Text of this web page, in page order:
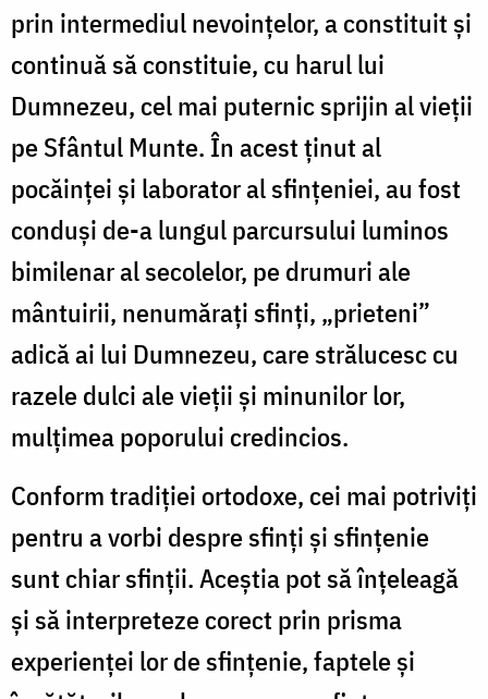
prin intermediul nevoințelor, a constituit și
continuă să constituie, cu harul lui
Dumnezeu, cel mai puternic sprijin al vieții
pe Sfântul Munte. În acest ținut al
pocăinței și laborator al sfințeniei, au fost
conduși de-a lungul parcursului luminos
bimilenar al secolelor, pe drumuri ale
mântuirii, nenumărați sfinți, „prieteni”
adică ai lui Dumnezeu, care strălucesc cu
razele dulci ale vieții și minunilor lor,
mulțimea poporului credincios.
Conform tradiției ortodoxe, cei mai potriviți
pentru a vorbi despre sfinți și sfințenie
sunt chiar sfinții. Aceștia pot să înțeleagă
și să interpreteze corect prin prisma
experienței lor de sfințenie, faptele și